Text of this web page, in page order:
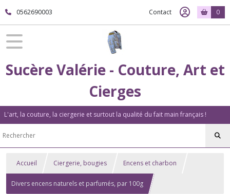
0562690003 Contact 0
Sucère Valérie - Couture, Art et
Cierges
L'art, la couture, la ciergerie et surtout la qualité du fait main français !
Accueil Ciergerie, bougies Encens et charbon
Divers encens naturels et parfumés, par 100g